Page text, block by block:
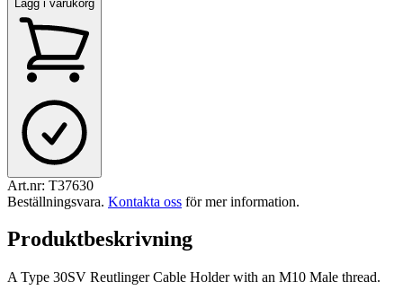
Lägg i varukorg
Art.nr: T37630
Beställningsvara. Kontakta oss för mer information.
Produktbeskrivning
A Type 30SV Reutlinger Cable Holder with an M10 Male thread.